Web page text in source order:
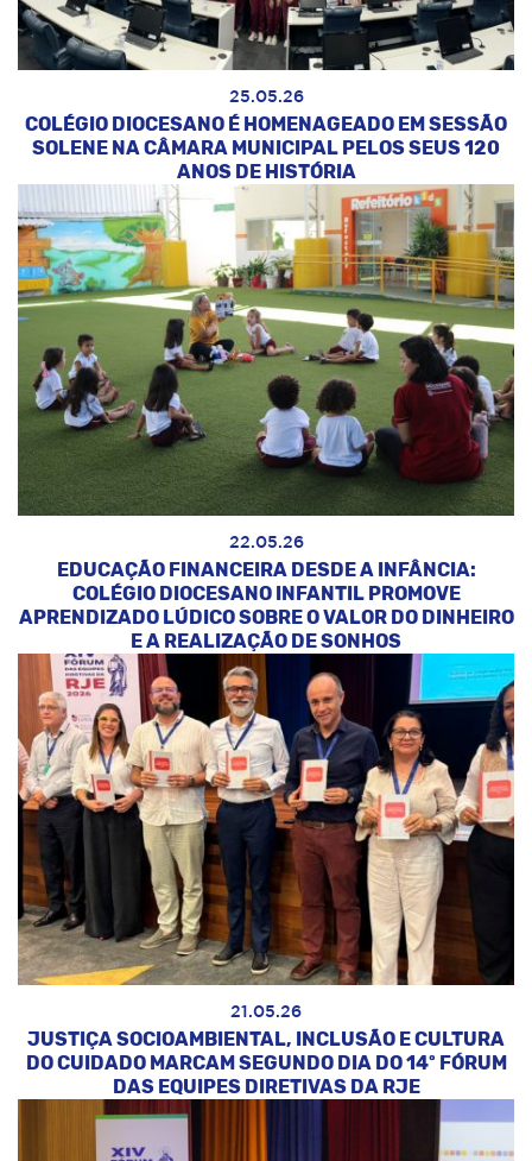
25.05.26
COLÉGIO DIOCESANO É HOMENAGEADO EM SESSÃO
SOLENE NA CÂMARA MUNICIPAL PELOS SEUS 120
ANOS DE HISTÓRIA
22.05.26
EDUCAÇÃO FINANCEIRA DESDE A INFÂNCIA:
COLÉGIO DIOCESANO INFANTIL PROMOVE
APRENDIZADO LÚDICO SOBRE O VALOR DO DINHEIRO
E A REALIZAÇÃO DE SONHOS
21.05.26
JUSTIÇA SOCIOAMBIENTAL, INCLUSÃO E CULTURA
DO CUIDADO MARCAM SEGUNDO DIA DO 14º FÓRUM
DAS EQUIPES DIRETIVAS DA RJE